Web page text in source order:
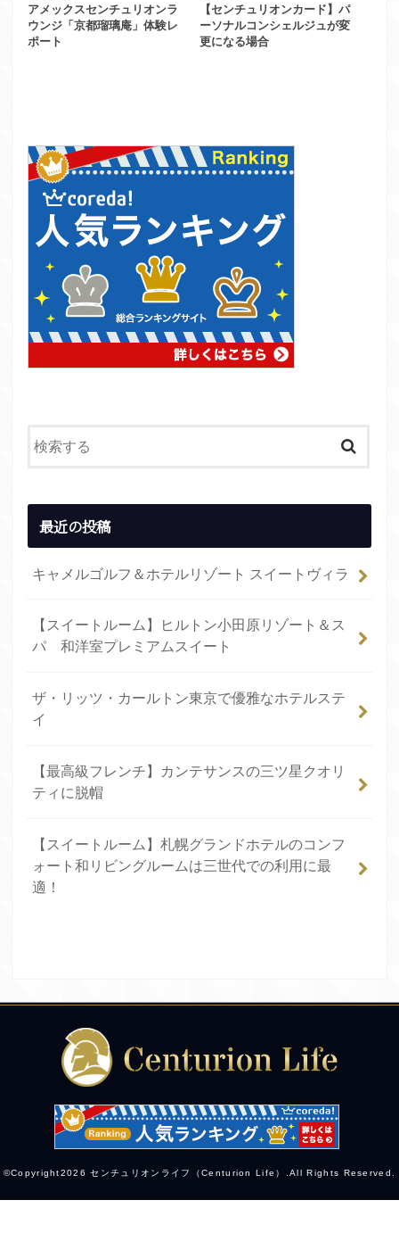
アメックスセンチュリオンラ
ウンジ「京都瑠璃庵」体験レ
ポート
【センチュリオンカード】パ
ーソナルコンシェルジュが変
更になる場合
最近の投稿
キャメルゴルフ＆ホテルリゾート スイートヴィラ
【スイートルーム】ヒルトン小田原リゾート＆ス
パ 和洋室プレミアムスイート
ザ・リッツ・カールトン東京で優雅なホテルステ
イ
【最高級フレンチ】カンテサンスの三ツ星クオリ
ティに脱帽
【スイートルーム】札幌グランドホテルのコンフ
ォート和リビングルームは三世代での利用に最
適！
©Copyright2026センチュリオンライフ（Centurion Life） .All Rights Reserved.